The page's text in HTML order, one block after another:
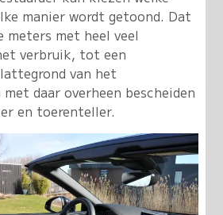
manier wordt getoond. Dat
meters met heel veel
verbruik, tot een
van het
daar overheen bescheiden
en toerenteller.